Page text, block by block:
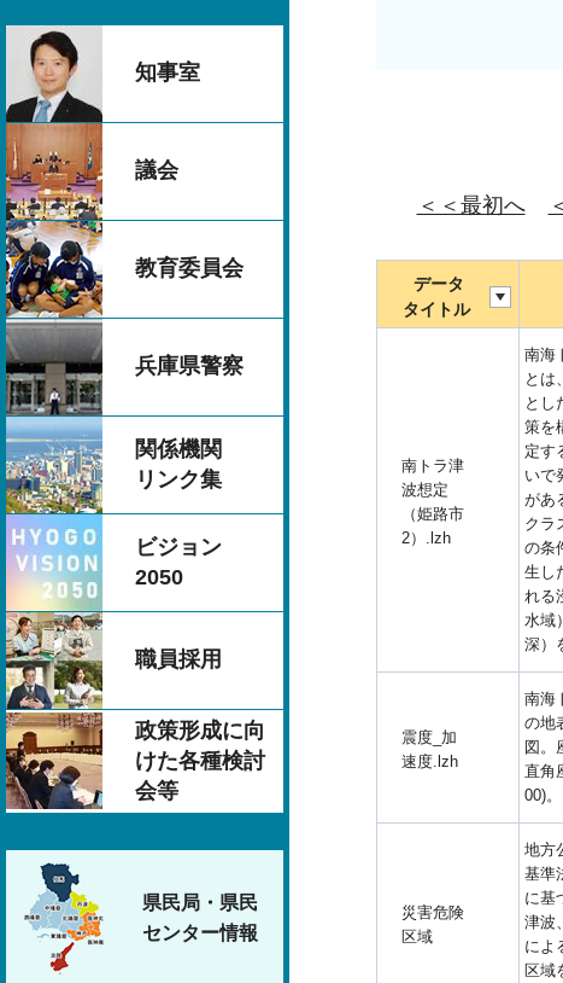
知事室
議会
教育委員会
兵庫県警察
関係機関
リンク集
ビジョン
2050
職員採用
政策形成に向
けた各種検討
会等
県民局・県民
センター情報
＜＜最初へ
データ
タイトル
南トラ津
波想定
（姫路市
2）.lzh
南海
とは
とし
策を
定す
いで
があ
クラ
の条
生し
れる
水域
深）
震度_加
速度.lzh
南海
の地
図。
直角
00)。
災害危険
区域
地方
基準
に基
津波
によ
区域